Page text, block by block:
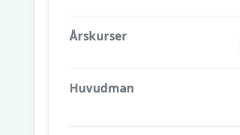
Årskurser
Huvudman